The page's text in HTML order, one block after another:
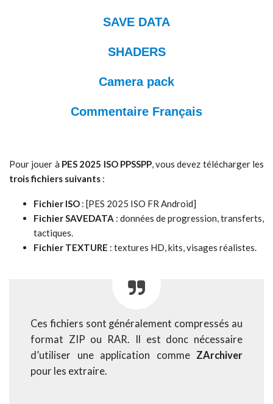
SAVE DATA
SHADERS
Camera pack
Commentaire Français
Pour jouer à PES 2025 ISO PPSSPP, vous devez télécharger les
trois fichiers suivants :
Fichier ISO : [PES 2025 ISO FR Android]
Fichier SAVEDATA : données de progression, transferts,
tactiques.
Fichier TEXTURE : textures HD, kits, visages réalistes.
Ces fichiers sont généralement compressés au
format ZIP ou RAR. Il est donc nécessaire
d’utiliser une application comme ZArchiver
pour les extraire.